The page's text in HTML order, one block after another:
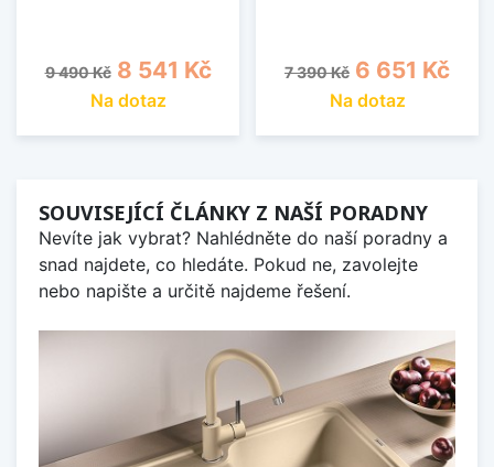
Běžná cena
9 490 Kč Cena
8 541 Kč
Na dotaz
Běžná cena
7 390 Kč Cena
6 651 Kč
Na dotaz
SOUVISEJÍCÍ ČLÁNKY Z NAŠÍ PORADNY
Nevíte jak vybrat? Nahlédněte do naší poradny a
snad najdete, co hledáte. Pokud ne, zavolejte
nebo napište a určitě najdeme řešení.